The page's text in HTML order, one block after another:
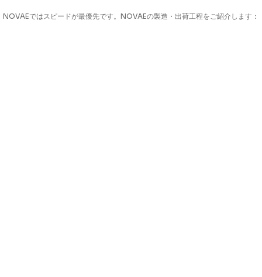
NOVAEではスピードが最優先です。NOVAEの製造・出荷工程をご紹介します：